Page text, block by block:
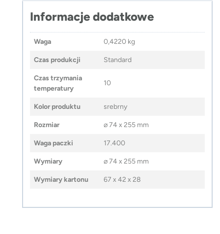
Informacje dodatkowe
Waga 0,4220 kg
Czas produkcji Standard
Czas trzymania
temperatury
10
Kolor produktu srebrny
Rozmiar ⌀ 74 x 255 mm
Waga paczki 17.400
Wymiary ⌀ 74 x 255 mm
Wymiary kartonu 67 x 42 x 28